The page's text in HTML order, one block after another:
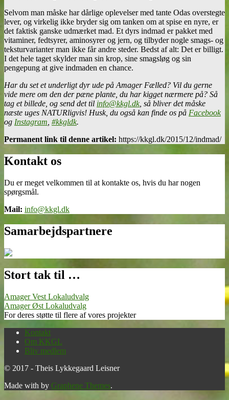
Selvom man måske har dårlige oplevelser med tante Odas overstegte
lever, og virkelig ikke bryder sig om tanken om at spise en nyre, er
det faktisk ganske udmærket mad. Et dyrs indmad er pakket med
vitaminer, fedtsyrer, aminosyrer og jern, og tilbyder nogle smags- og
teksturvarianter man ikke får andre steder. Bedst af alt: Det er billigt.
I det hele taget skylder man sin krop, sine smagsløg og sin
pengepung at give indmaden en chance.
Har du set et underligt dyr ude på Amager Fælled? Vil du gerne
vide mere om den der pæne plante, du har kigget nærmere på? Så
tag et billede, og send det til info@kkgl.dk, så bliver det måske
næste uges NATURligvis! Husk, du også kan finde os på Facebook
og Instagram #kkgldk.
Permanent link til denne artikel: https://kkgl.dk/2015/12/indmad/
Kontakt os
Du er meget velkommen til at kontakte os, hvis du har nogen
spørgsmål.
Mail: info@kkgl.dk
Samarbejdspartnere
Stort tak til …
Amager Vest Lokaludvalg
Amager Øst Lokaludvalg
For deres støtte til flere af vores projekter
Kontakt
Om KKGL
Bliv medlem
© 2017 - Theis Lykkegaard Leisner
Made with by Graphene Themes.